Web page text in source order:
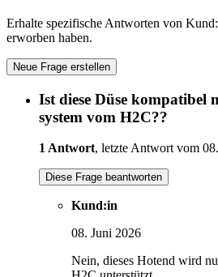
Erhalte spezifische Antworten von
erworben haben.
Neue Frage erstellen
Ist diese Düse kompatibel
system vom H2C??
1 Antwort, letzte Antwort vom
Diese Frage beantworten
Kund:in
08. Juni 2026
Nein, dieses Hotend wird